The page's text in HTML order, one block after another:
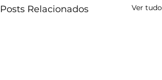
Posts Relacionados Ver tudo